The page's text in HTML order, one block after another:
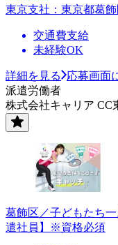
東京支社：東京都葛
交通費支給
未経験OK
詳細を見る
応募画面
派遣労働者
株式会社キャリア CC
葛飾区／子どもたち
遣社員】※資格必須